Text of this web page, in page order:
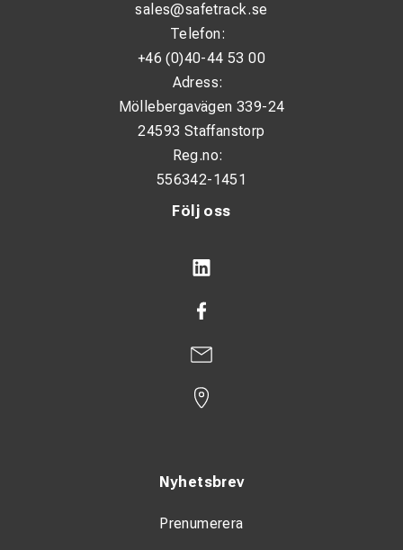
Följ oss
Nyhetsbrev
Prenumerera
sales@safetrack.se
Telefon:
+46 (0)40-44 53 00
Adress:
Möllebergavägen 339-24
24593 Staffanstorp
Reg.no:
556342-1451